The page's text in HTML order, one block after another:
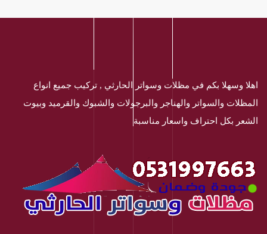
اهلا وسهلا بكم في مظلات وسواتر الحارثي , تركيب جميع انواع
المظلات والسواتر والهناجر والبرجولات والشبوك والقرميد وبيوت
الشعر بكل احتراف واسعار مناسبة